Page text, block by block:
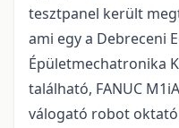
tesztpanel került
ami egy a Debreceni
Épületmechatronika
található, FANUC
válogató robot